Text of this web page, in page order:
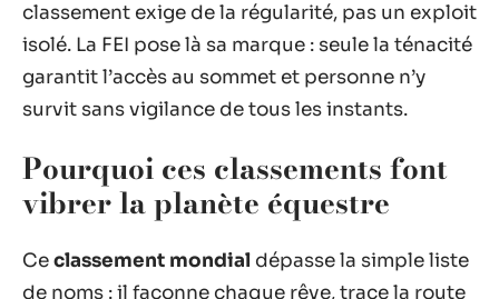
classement exige de la régularité, pas un exploit
isolé. La FEI pose là sa marque : seule la ténacité
garantit l’accès au sommet et personne n’y
survit sans vigilance de tous les instants.
Pourquoi ces classements font
vibrer la planète équestre
Ceclassement mondial dépasse la simple liste
de noms : il façonne chaque rêve, trace la route